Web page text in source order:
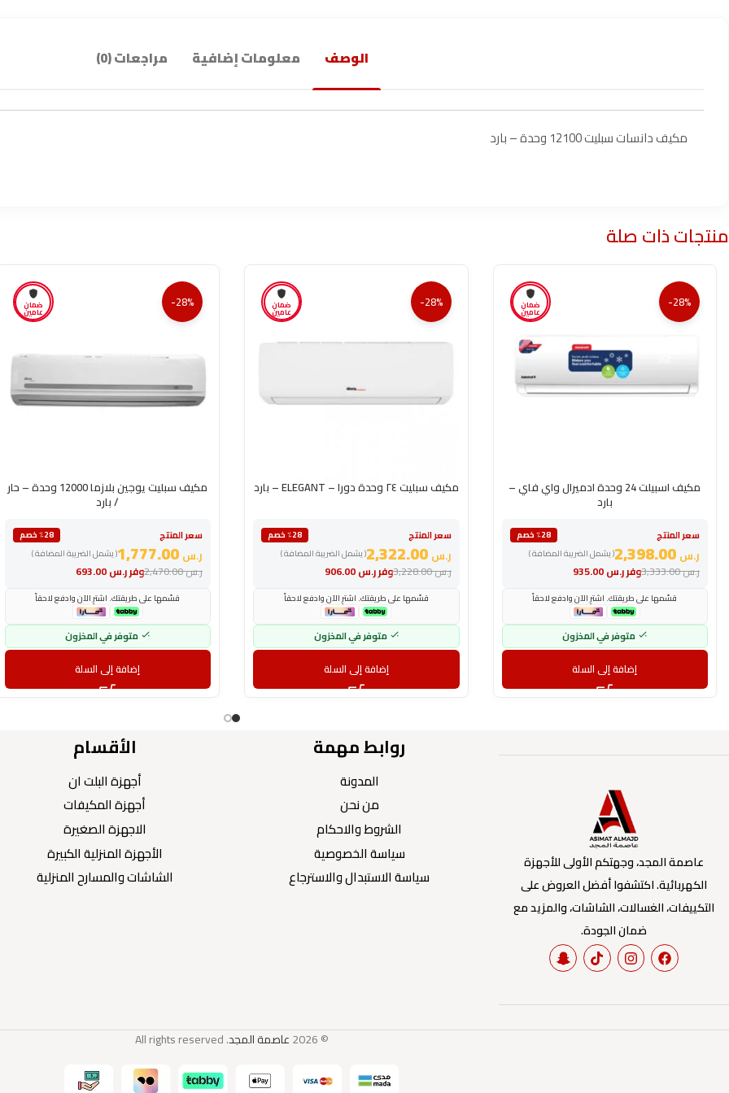
الوصف معلومات إضافية مراجعات (0)
مكيف دانسات سبليت 12100 وحدة – بارد
منتجات ذات صلة
ضمان
عامين
-28%
مكيف اسبيلت 24 وحدة ادميرال واي فاي –
بارد
سعر المنتج
٪28 خصم
( يشمل الضريبة المضافة )
ر.س
وفرر.س ر.س3,333.00
قسّمها على طريقتك. اشترِ الآن وادفع لاحقاً
متوفر في المخزون
إضافة إلى السلة
ضمان
عامين
-28%
مكيف سبليت ٢٤ وحدة دورا – ELEGANT – بارد
سعر المنتج
٪28 خصم
( يشمل الضريبة المضافة )
ر.س 2,322.00
وفرر.س906.00 ر.س3,228.00
قسّمها على طريقتك. اشترِ الآن وادفع لاحقاً
متوفر في المخزون
إضافة إلى السلة
ضمان
عامين
-28%
مكيف سبليت يوجين بلازما 12000 وحدة – حار
/ بارد
سعر المنتج
٪28 خصم
( يشمل الضريبة المضافة )
ر.س
وفرر.س ر.س2,470.00
قسّمها على طريقتك. اشترِ الآن وادفع لاحقاً
متوفر في المخزون
إضافة إلى السلة
عاصمة المجد، وجهتكم الأولى للأجهزة
الكهربائية. اكتشفوا أفضل العروض على
التكييفات، الغسالات، الشاشات، والمزيد مع
ضمان الجودة.
روابط مهمة
المدونة
من نحن
الشروط والاحكام
سياسة الخصوصية
سياسة الاستبدال والاسترجاع
الأقسام
أجهزة البلت ان
أجهزة المكيفات
الاجهزة الصغيرة
الأجهزة المنزلية الكبيرة
الشاشات والمسارح المنزلية
© 2026 عاصمة المجد. All rights reserved